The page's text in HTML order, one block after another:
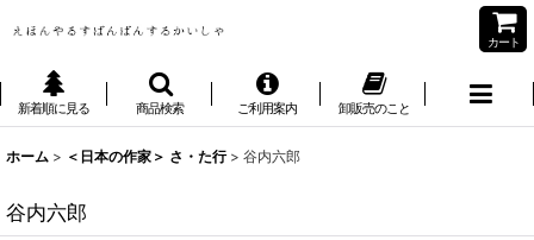
カート
新着順に見る 商品検索 ご利用案内 卸販売のこと
ホーム > ＜日本の作家＞ さ・た行 > 谷内六郎
谷内六郎